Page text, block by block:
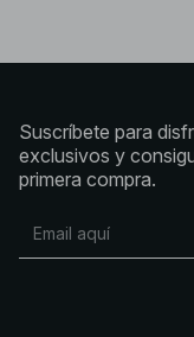
Suscríbete para
exclusivos y
primera compra.